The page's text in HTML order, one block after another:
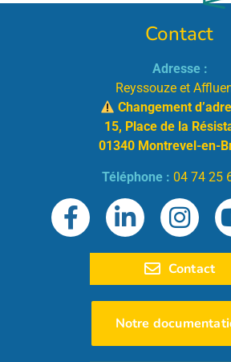
Contact
Adresse :
Reyssouze et
Changement
15, Place de la
01340 Montrevel-en-
Téléphone : 04 74 25
Contact
Notre